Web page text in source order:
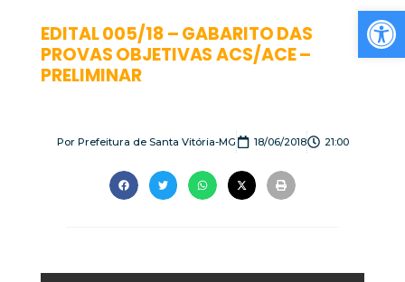
EDITAL 005/18 – GABARITO DAS
PROVAS OBJETIVAS ACS/ACE –
PRELIMINAR
PorPrefeitura de Santa Vitória-MG 18/06/2018 21:00